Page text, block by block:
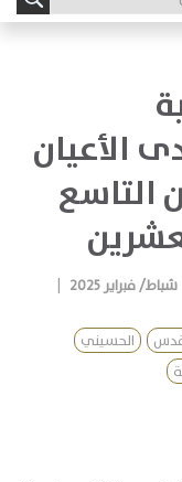
الأعيان
التاسع
شباط/ فبراير 2025
الحسيني